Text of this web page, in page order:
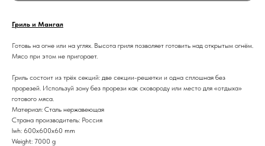
Гриль и Мангал
Готовь на огне или на углях. Высота гриля позволяет готовить над открытым огнём.
Мясо при этом не пригорает.
Гриль состоит из трёх секций: две секции-решетки и одна сплошная без
прорезей. Используй зону без прорези как сковороду или место для «отдыха»
готового мяса.
Материал: Сталь нержавеющая
Страна производитель: Россия
lwh: 600x600x60 mm
Weight: 7000 g